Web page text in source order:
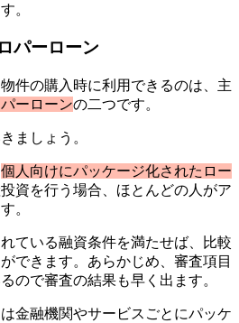
。
パーローン
件の購入時に利用できるのは、主
ーローンの二つです。
ましょう。
個人向けにパッケージ化されたロー
資を行う場合、ほとんどの人がア
。
ている融資条件を満たせば、比較
できます。あらかじめ、審査項目
ので審査の結果も早く出ます。
金融機関やサービスごとにパッケ